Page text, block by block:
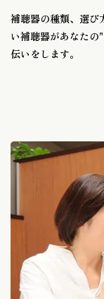
補聴器の種類、選び
い補聴器があなた
伝いをします。